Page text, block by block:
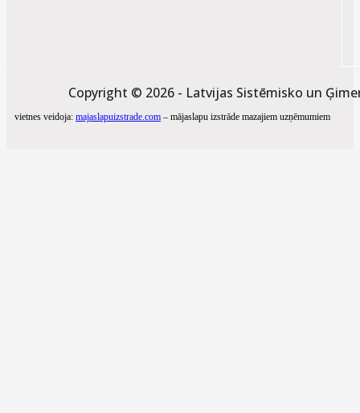
Copyright © 2026 - Latvijas Sistēmisko un
vietnes veidoja: majaslapuizstrade.com – mājaslapu izstrāde mazajiem uzņēmumiem